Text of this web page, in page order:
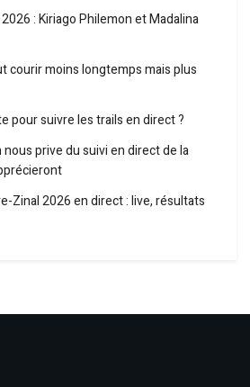
: Kiriago Philemon et Madalina
courir moins longtemps mais plus
pour suivre les trails en direct ?
prive du suivi en direct de la
Zinal 2026 en direct : live, résultats